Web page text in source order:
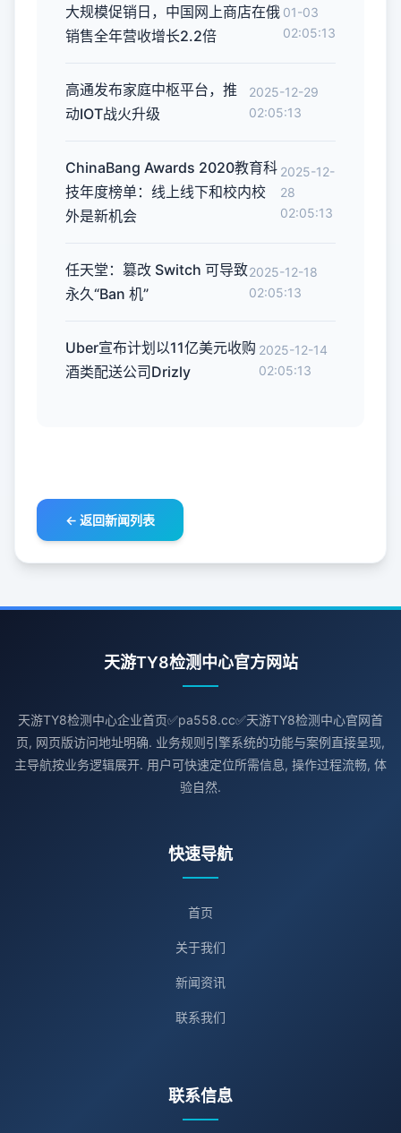
大规模促销日，中国网上商店在俄
销售全年营收增长2.2倍
01-03
02:05:13
高通发布家庭中枢平台，推
动IOT战火升级
2025-12-29
02:05:13
ChinaBang Awards 2020教育科
技年度榜单：线上线下和校内校
外是新机会
2025-12-
28
02:05:13
任天堂：篡改 Switch 可导致
永久“Ban 机”
2025-12-18
02:05:13
Uber宣布计划以11亿美元收购
酒类配送公司Drizly
2025-12-14
02:05:13
← 返回新闻列表
天游TY8检测中心官方网站
天游TY8检测中心企业首页✅pa558.cc✅天游TY8检测中心官网首
页, 网页版访问地址明确. 业务规则引擎系统的功能与案例直接呈现,
主导航按业务逻辑展开. 用户可快速定位所需信息, 操作过程流畅, 体
验自然.
快速导航
首页
关于我们
新闻资讯
联系我们
联系信息